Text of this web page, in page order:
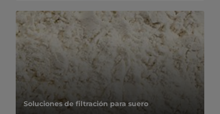
​​​​​​​​​​​Soluciones de filtración para suero